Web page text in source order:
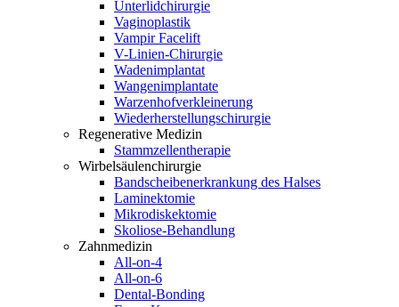
Unterlidchirurgie
Vaginoplastik
Vampir Facelift
V-Linien-Chirurgie
Wadenimplantat
Wangenimplantate
Warzenhofverkleinerung
Wiederherstellungschirurgie
Regenerative Medizin
Stammzellentherapie
Wirbelsäulenchirurgie
Bandscheibenerkrankung des Halses
Laminektomie
Mikrodiskektomie
Skoliose-Behandlung
Zahnmedizin
All-on-4
All-on-6
Dental-Bonding